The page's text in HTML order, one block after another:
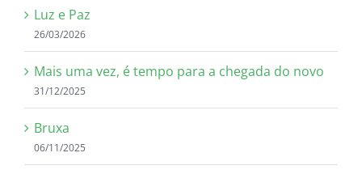
Luz e Paz
26/03/2026
Mais uma vez, é tempo para a chegada do novo
31/12/2025
Bruxa
06/11/2025